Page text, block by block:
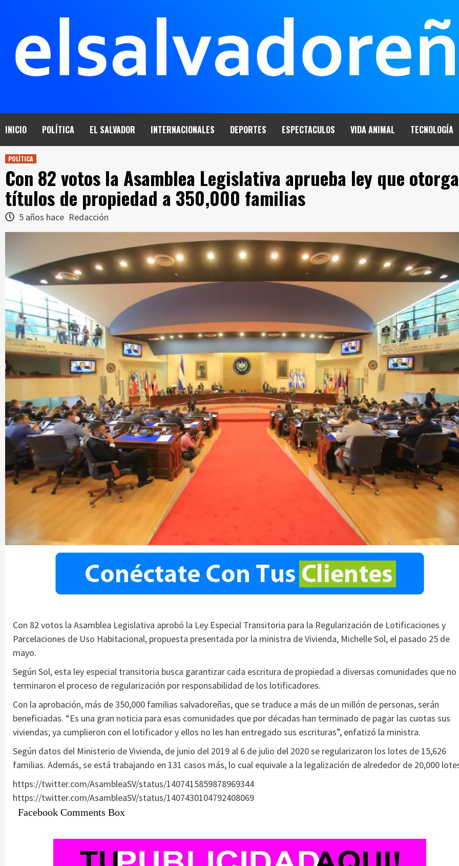
INICIO POLÍTICA EL SALVADOR INTERNACIONALES DEPORTES ESPECTACULOS VIDA ANIMAL TECNOLOGÍA
POLÍTICA
Con 82 votos la Asamblea Legislativa aprueba ley que
títulos de propiedad a 350,000 familias
5 años hace Redacción
Con 82 votos la Asamblea Legislativa aprobó la Ley Especial Transitoria para la Regularización de Lotificaciones y
Parcelaciones de Uso Habitacional, propuesta presentada por la ministra de Vivienda, Michelle Sol, el pasado 25 de
mayo.
Según Sol, esta ley especial transitoria busca garantizar cada escritura de propiedad a diversas comunidades que no
terminaron el proceso de regularización por responsabilidad de los lotificadores.
Con la aprobación, más de 350,000 familias salvadoreñas, que se traduce a más de un millón de personas, serán
beneficiadas. “Es una gran noticia para esas comunidades que por décadas han terminado de pagar las cuotas sus
viviendas; ya cumplieron con el lotificador y ellos no les han entregado sus escrituras”, enfatizó la ministra.
Según datos del Ministerio de Vivienda, de junio del 2019 al 6 de julio del 2020 se regularizaron los lotes de 15,626
familias. Además, se está trabajando en 131 casos más, lo cual equivale a la legalización de alrededor de 20,000
https://twitter.com/AsambleaSV/status/1407415859878969344
https://twitter.com/AsambleaSV/status/1407430104792408069
Facebook Comments Box